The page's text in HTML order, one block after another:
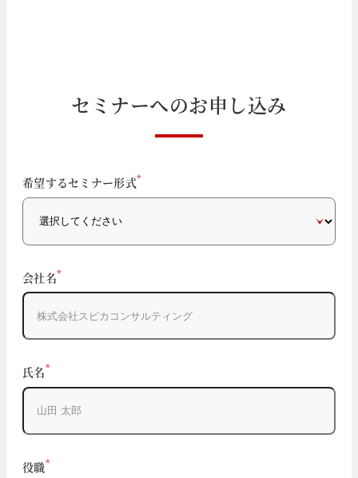
セ ミ ナーへのお申 し込み
希望するセミナー形式*
会社名*
氏名*
役職*
If
you
human,
this
field